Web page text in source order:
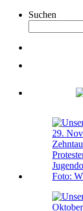
Suchen